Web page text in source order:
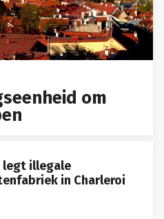
om
legt illegale
in Charleroi